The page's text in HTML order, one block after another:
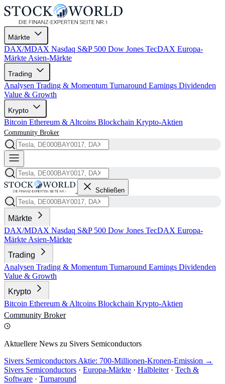
Märkte
DAX/MDAX Nasdaq S&P 500 Dow Jones TecDAX Europa-
Märkte Asien-Märkte
Trading
Analysen Trading & Momentum Turnaround Earnings Dividenden
Value & Growth
Krypto
Bitcoin Ethereum & Altcoins Blockchain Krypto-Aktien
Community Broker
Schließen
Märkte
DAX/MDAX Nasdaq S&P 500 Dow Jones TecDAX Europa-
Märkte Asien-Märkte
Trading
Analysen Trading & Momentum Turnaround Earnings Dividenden
Value & Growth
Krypto
Bitcoin Ethereum & Altcoins Blockchain Krypto-Aktien
Community Broker
Aktuellere News zu Sivers Semiconductors
Sivers Semiconductors Aktie: 700-Millionen-Kronen-Emission →
Sivers Semiconductors · Europa-Märkte · Halbleiter · Tech &
Software · Turnaround